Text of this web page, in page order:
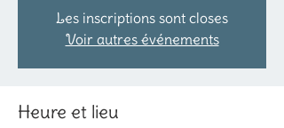
Les inscriptions sont closes
Voir autres événements
Heure et lieu